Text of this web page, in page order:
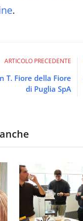
.
ARTICOLO PRECEDENTE
T. Fiore della Fiore
di Puglia SpA